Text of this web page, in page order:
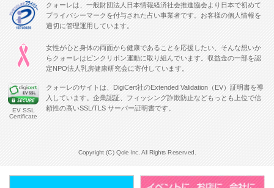
クォーレは、一般財団法人日本情報経済社会推進協会より日本で初めて
プライバシーマークを付与された占い事業者です。お客様の個人情報を
適切に管理運用しています。
女性が心と身体の両面から健康であることを応援したい、そんな想いか
らクォーレはピンクリボン運動に取り組んでいます。収益金の一部を認
定NPO法人乳房健康研究会に寄付しています。
EV SSL
Certificate
クォーレのサイトは、DigiCert社のExtended Validation（EV）証明書を導
入しています。企業認証、フィッシング詐欺防止などもっとも上位で信
頼性の高いSSL/TLS サーバー証明書です。
Copyright (C) Qole Inc. All Rights Reserved.